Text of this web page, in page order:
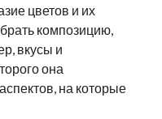
цветов и их
композицию,
вкусы и
она
на которые